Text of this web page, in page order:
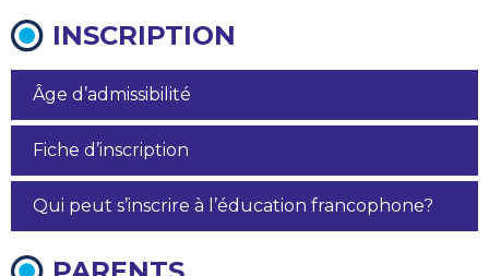
INSCRIPTION
Âge d’admissibilité
Fiche d’inscription
Qui peut s’inscrire à l’éducation francophone?